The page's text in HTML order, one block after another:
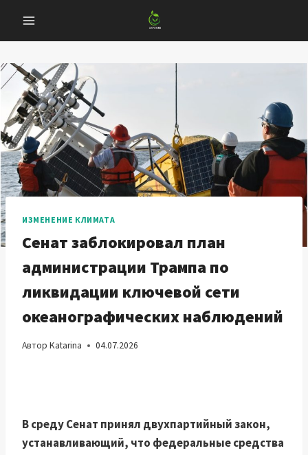
содержанию
ИЗМЕНЕНИЕ КЛИМАТА
Сенат заблокировал план
администрации Трампа по
ликвидации ключевой сети
океанографических наблюдений
Автор Katarina 04.07.2026
В среду Сенат принял двухпартийный закон,
устанавливающий, что федеральные средства